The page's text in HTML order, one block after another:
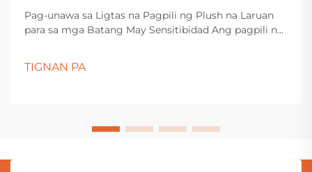
Pag-unawa sa Ligtas na Pagpili ng Plush na Laruan
para sa mga Batang May Sensitibidad Ang pagpili ng
atensyon sa detalye. Ang mga magulang at
TIGNAN PA